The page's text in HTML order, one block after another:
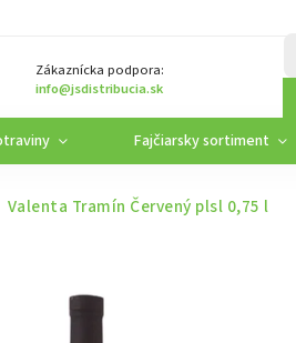
Zákaznícka podpora:
info@jsdistribucia.sk
Fajčiarsky sortiment
Valenta Tramín Červený plsl 0,75 l